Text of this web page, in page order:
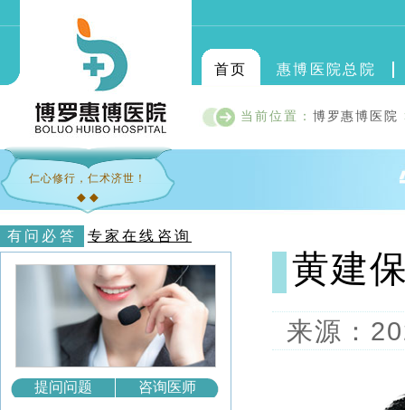
首页 惠博医院总院
当前位置： 博罗惠博医院
仁心修行，仁术济世！
◆ ◆
有问必答 专家在线咨询
提问问题 咨询医师
黄建
来源：